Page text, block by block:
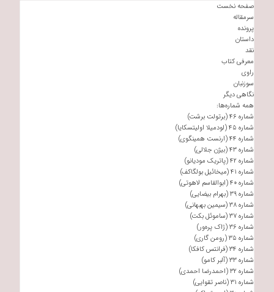
صفحه نخست
سرمقاله
پرونده
داستان
نقد
معرفی کتاب
راوی
سوزنبان
نگاهی دیگر
همه شماره‌ها:
شماره ۴۶ (برتولت برشت)
شماره ۴۵ (لودمیلا اولیتسکایا)
شماره ۴۴ (ارنست همینگوی)
شماره ۴۳ (بیژن جلالی)
شماره ۴۲ (پاتریک مودیانو)
شماره ۴۱ (میخائیل بولگاکف)
شماره ۴۰ (ابوالقاسم لاهوتی)
شماره ۳۹ (بهرام بیضایی)
شماره ۳۸ (سیمین بهبهانی)
شماره ۳۷ (ساموئل بکت)
شماره ۳۶ (ژاک پره‌ور)
شماره ۳۵ (رومن گاری)
شماره ۳۴ (فرانتس کافکا)
شماره ۳۳ (آلبر کامو)
شماره ۳۲ (احمدرضا احمدی)
شماره ۳۱ (ناصر تقوایی)